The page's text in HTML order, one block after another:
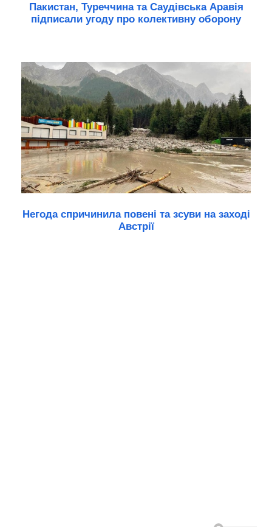
Пакистан, Туреччина та Саудівська Аравія
підписали угоду про колективну оборону
Негода спричинила повені та зсуви на заході
Австрії